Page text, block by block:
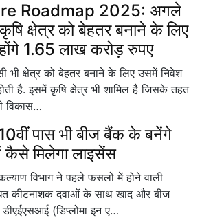
Roadmap 2025: अगले
क्षेत्र को बेहतर बनाने के लिए
1.65 लाख करोड़ रुपए
भी क्षेत्र को बेहतर बनाने के लिए उसमें निवेश
है. इसमें कृषि क्षेत्र भी शामिल है जिसके तहत
विकास…
पास भी बीज बैंक के बनेंगे
कैसे मिलेगा लाइसेंस
विभाग ने पहले फसलों में होने वाली
कीटनाशक दवाओं के साथ खाद और बीज
(डिप्लोमा इन ए…